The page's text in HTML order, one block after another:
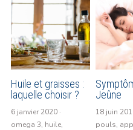
Huile et graisses :
laquelle choisir ?
6 janvier 2020·
omega 3, huile,
Jeûne
18 juin
pouls,